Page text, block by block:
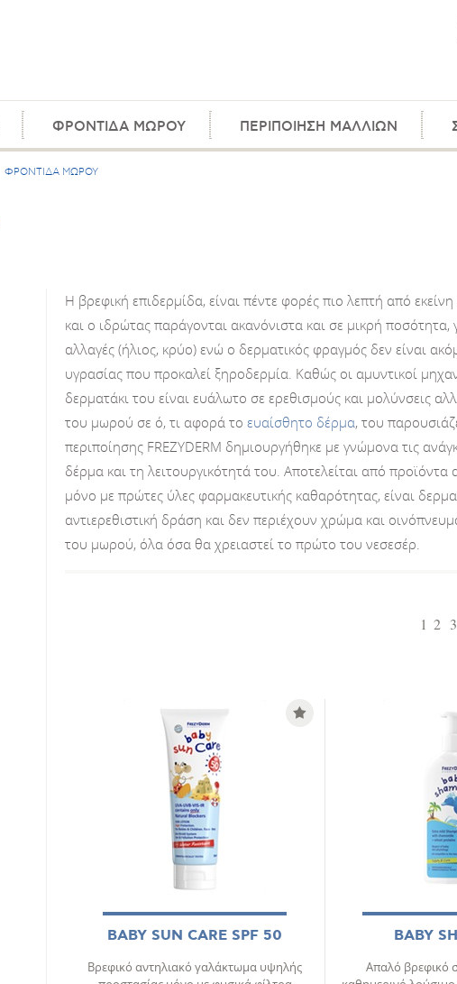
ΦΡΟΝΤΙΔΑ ΜΩΡΟΥ ΠΕΡΙΠΟΙΗΣΗ ΜΑΛΛΙΩΝ
ΦΡΟΝΤΙΔΑ ΜΩΡΟΥ
Η βρεφική επιδερμίδα, είναι πέντε φορές πιο λεπτή από
και ο ιδρώτας παράγονται ακανόνιστα και σε μικρή ποσότητα,
αλλαγές (ήλιος, κρύο) ενώ ο δερματικός φραγμός δεν είναι
υγρασίας που προκαλεί ξηροδερμία. Καθώς οι αμυντικοί
δερματάκι του είναι ευάλωτο σε ερεθισμούς και μολύνσεις
του μωρού σε ό, τι αφορά τοευαίσθητο δέρμα, του
περιποίησης FREZYDERM δημιουργήθηκε με γνώμονα τις
δέρμα και τη λειτουργικότητά του. Αποτελείται από
μόνο με πρώτες ύλες φαρμακευτικής καθαρότητας, είναι
αντιερεθιστική δράση και δεν περιέχουν χρώμα και
του μωρού, όλα όσα θα χρειαστεί το πρώτο του νεσεσέρ.
1 2 3
BABY SUN CARE SPF 50
Βρεφικό αντηλιακό γαλάκτωμα υψηλής
BABY
Απαλό βρεφικό